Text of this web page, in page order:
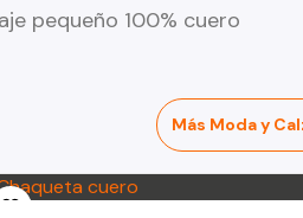
pequeño 100% cuero
Más Moda y